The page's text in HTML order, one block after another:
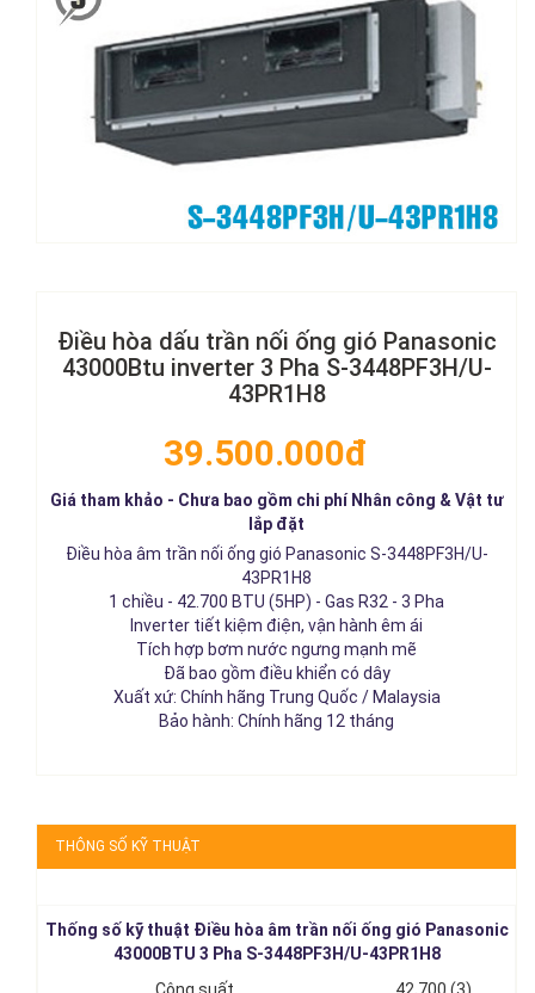
Điều hòa dấu trần nối ống gió Panasonic
43000Btu inverter 3 Pha S-3448PF3H/U-
43PR1H8
39.500.000đ
Giá tham khảo - Chưa bao gồm chi phí Nhân công & Vật tư
lắp đặt
Điều hòa âm trần nối ống gió Panasonic S-3448PF3H/U-
43PR1H8
1 chiều - 42.700 BTU (5HP) - Gas R32 - 3 Pha
Inverter tiết kiệm điện, vận hành êm ái
Tích hợp bơm nước ngưng mạnh mẽ
Đã bao gồm điều khiển có dây
Xuất xứ: Chính hãng Trung Quốc / Malaysia
Bảo hành: Chính hãng 12 tháng
THÔNG SỐ KỸ THUẬT
Thống số kỹ thuật Điều hòa âm trần nối ống gió Panasonic
43000BTU 3 Pha S-3448PF3H/U-43PR1H8